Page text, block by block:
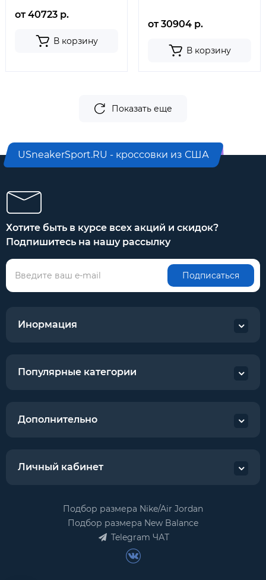
от 40723 р.
В корзину
от 30904 р.
В корзину
Показать еще
USneakerSport.RU - кроссовки из США
Хотите быть в курсе всех акций и скидок?
Подпишитесь на нашу рассылку
Подписаться
Инормация
Популярные категории
Дополнительно
Личный кабинет
Подбор размера Nike/Air Jordan
Подбор размера New Balance
Telegram ЧАТ